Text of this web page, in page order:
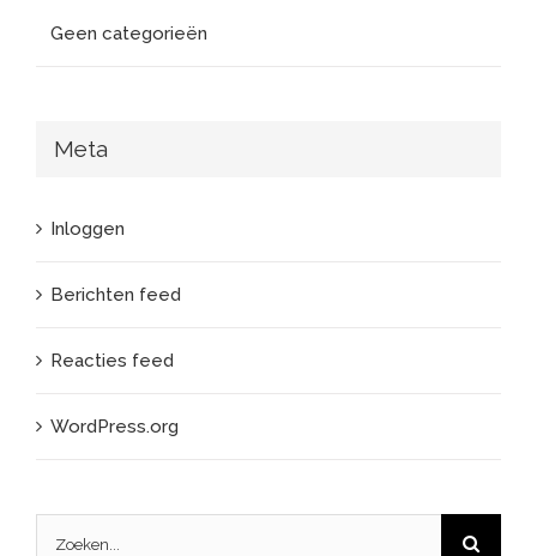
Geen categorieën
Meta
Inloggen
Berichten feed
Reacties feed
WordPress.org
Zoeken